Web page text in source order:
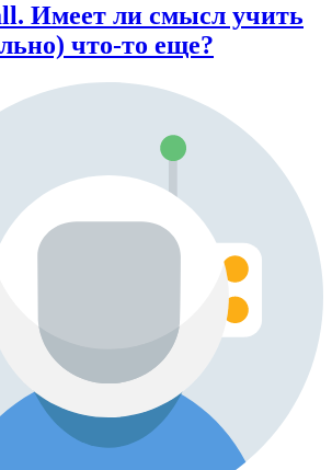
Имеет ли смысл учить
что-то еще?